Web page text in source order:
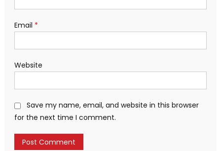
Email *
Website
Save my name, email, and website in this browser
for the next time I comment.